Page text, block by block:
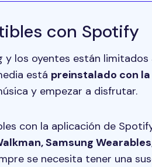
con Spotify
los oyentes están
está preinstalado con
y empezar a disfrutar.
con la aplicación de
Samsung
se necesita tener una